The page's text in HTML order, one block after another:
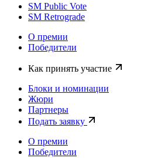
SM Public Vote
SM Retrograde
О премии
Победители
Как принять участие
Блоки и номинации
Жюри
Партнеры
Подать заявку
О премии
Победители